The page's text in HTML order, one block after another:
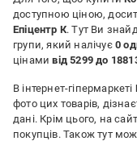
доступною ціною,
Епіцентр К. Тут Ви
групи, який налічує 0
цінамивід 5299 до
В інтернет-гіпермаркеті
фото цих товарів,
дані. Крім цього, на
покупців. Також тут